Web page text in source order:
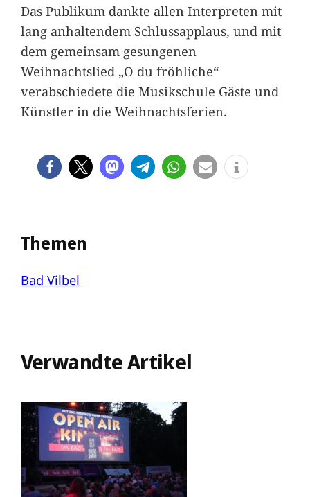
Das Publikum dankte allen Interpreten mit
lang anhaltendem Schlussapplaus, und mit
dem gemeinsam gesungenen
Weihnachtslied „O du fröhliche“
verabschiedete die Musikschule Gäste und
Künstler in die Weihnachtsferien.
Themen
Bad Vilbel
Verwandte Artikel